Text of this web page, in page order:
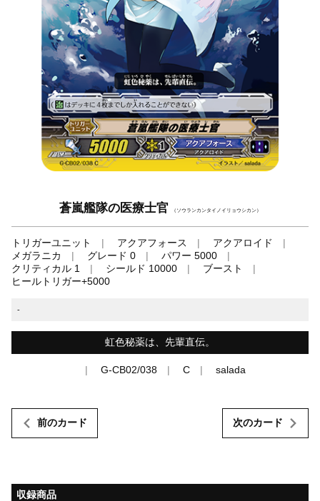
蒼嵐艦隊の医療士官 （ソウランカンタイノイリョウシカン）
トリガーユニット アクアフォース
アクアロイド
メガラニカ
グレード 0
パワー 5000
クリティカル 1
シールド 10000
ブースト
ヒールトリガー+5000
-
虹色秘薬は、先輩直伝。
G-CB02/038 C salada
前のカード 次のカード
収録商品